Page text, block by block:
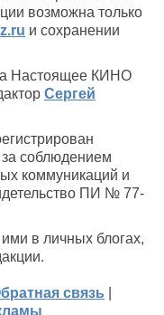
возможна только
и сохранении
Настоящее КИНО
Сергей
соблюдением
коммуникаций и
ПИ № 77-
в личных блогах,
связь